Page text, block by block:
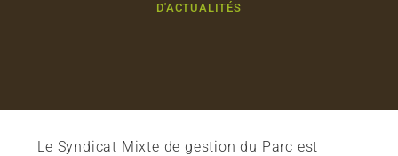
D'ACTUALITÉS
Le Syndicat Mixte de gestion du Parc est